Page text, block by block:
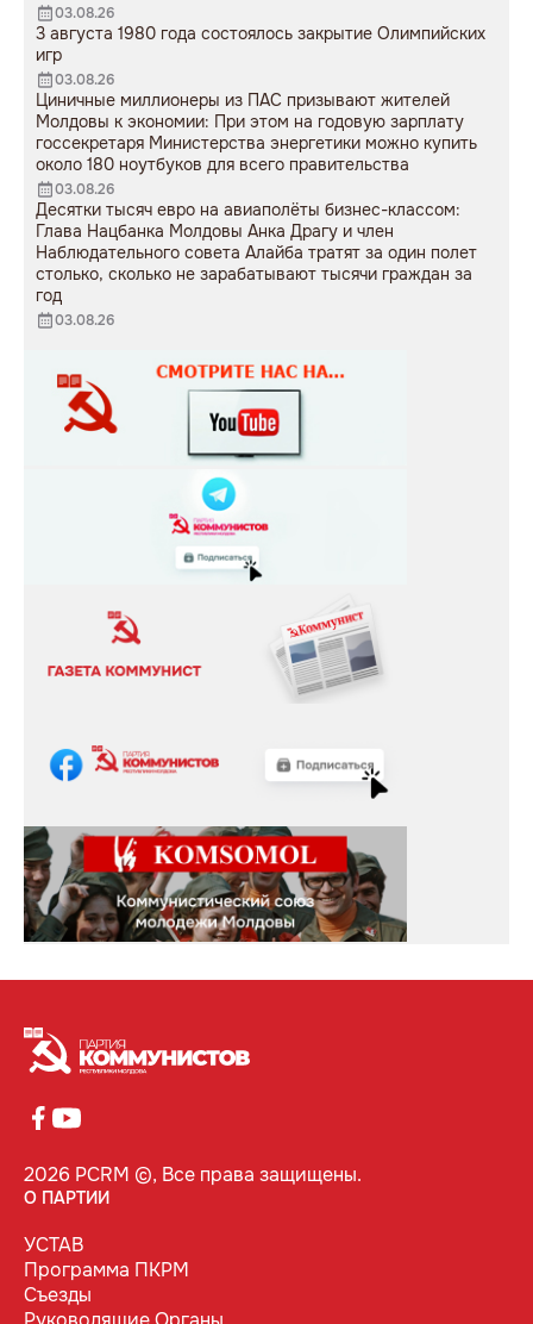
03.08.26
3 августа 1980 года состоялось закрытие Олимпийских
игр
03.08.26
Циничные миллионеры из ПАС призывают жителей
Молдовы к экономии: При этом на годовую зарплату
госсекретаря Министерства энергетики можно купить
около 180 ноутбуков для всего правительства
03.08.26
Десятки тысяч евро на авиаполёты бизнес-классом:
Глава Нацбанка Молдовы Анка Драгу и член
Наблюдательного совета Алайба тратят за один полет
столько, сколько не зарабатывают тысячи граждан за
год
03.08.26
2026 PCRM ©, Все права защищены.
О ПАРТИИ
УСТАВ
Программа ПКРМ
Съезды